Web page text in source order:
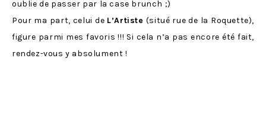
oublie de passer par la case brunch ;)
Pour ma part, celui de L’Artiste (situé rue de la Roquette),
figure parmi mes favoris !!! Si cela n’a pas encore été fait,
rendez-vous y absolument !